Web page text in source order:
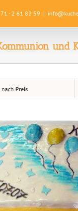
- 2 61 82 59 |
und
nach Preis